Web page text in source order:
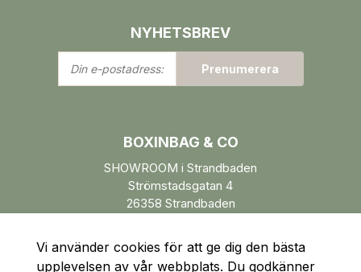
NYHETSBREV
Din
e-
Prenumerera
BOXINBAG & CO
SHOWROOM i Strandbaden
Strömstadsgatan 4
26358 Strandbaden
Vi använder cookies för att ge dig den bästa
upplevelsen av vår webbplats. Du godkänner